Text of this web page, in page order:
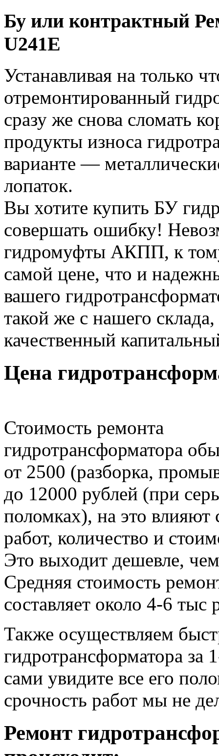
Бу или контрактный
U241E
Устанавливая на только
отремонтированный
сразу же снова сломать
продукты износа
варианте —
лопаток.
Вы хотите купить БУ
совершать ошибку!
гидромуфты АКПП, к
самой цене, что и
вашего
такой же с нашего
качественный
Цена
Стоимость ремонта
гидротрансформатора
от 2500 (разборка,
до 12000 рублей (при
поломках), на это влияют
работ, количество и
Это выходит дешевле,
Средняя стоимость
составляет около 4-6 тыс
Также осуществляем
гидротрансформатора
сами увидите все его
срочность работ мы не
Ремонт